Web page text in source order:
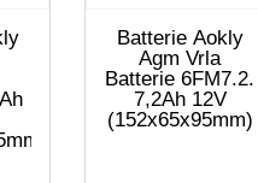
Batterie Aokly
Agm Vrla
Batterie 6FM7.2.
7,2Ah 12V
(152x65x95mm)